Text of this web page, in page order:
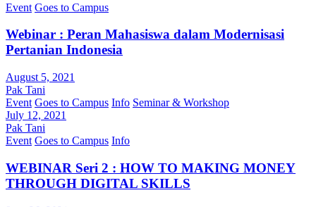
Event Goes to Campus
Webinar : Peran Mahasiswa dalam Modernisasi
Pertanian Indonesia
August 5, 2021
Pak Tani
Event Goes to Campus Info Seminar & Workshop
July 12, 2021
Pak Tani
Event Goes to Campus Info
WEBINAR Seri 2 : HOW TO MAKING MONEY
THROUGH DIGITAL SKILLS